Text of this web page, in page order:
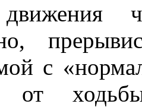
с
от